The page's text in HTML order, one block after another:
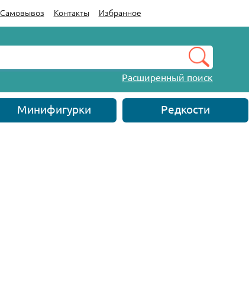
Самовывоз Контакты Избранное
Расширенный поиск
Минифигурки Редкости